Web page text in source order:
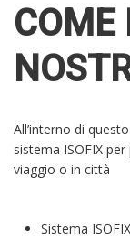
COME
All’interno di
sistema ISOFIX
viaggio o in città
Sistema